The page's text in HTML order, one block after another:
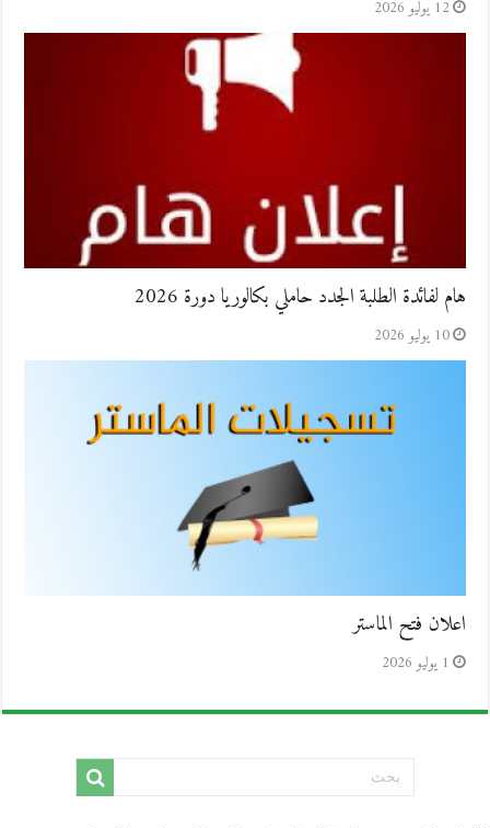
12 يوليو 2026
هام لفائدة الطلبة الجدد حاملي بكالوريا دورة 2026
10 يوليو 2026
اعلان فتح الماستر
1 يوليو 2026